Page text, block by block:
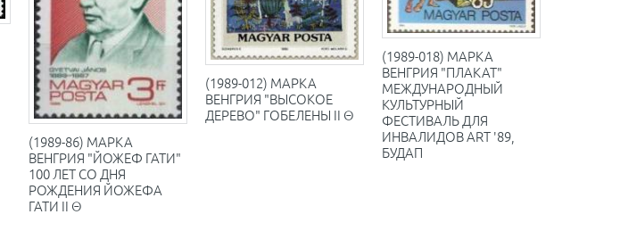
(1989-86) МАРКА
ВЕНГРИЯ "ЙОЖЕФ ГАТИ"
100 ЛЕТ СО ДНЯ
РОЖДЕНИЯ ЙОЖЕФА
ГАТИ II Θ
(1989-012) МАРКА
ВЕНГРИЯ "ВЫСОКОЕ
ДЕРЕВО" ГОБЕЛЕНЫ II Θ
(1989-018) МАРКА
ВЕНГРИЯ "ПЛАКАТ"
МЕЖДУНАРОДНЫЙ
КУЛЬТУРНЫЙ
ФЕСТИВАЛЬ ДЛЯ
ИНВАЛИДОВ ART '89,
БУДАП